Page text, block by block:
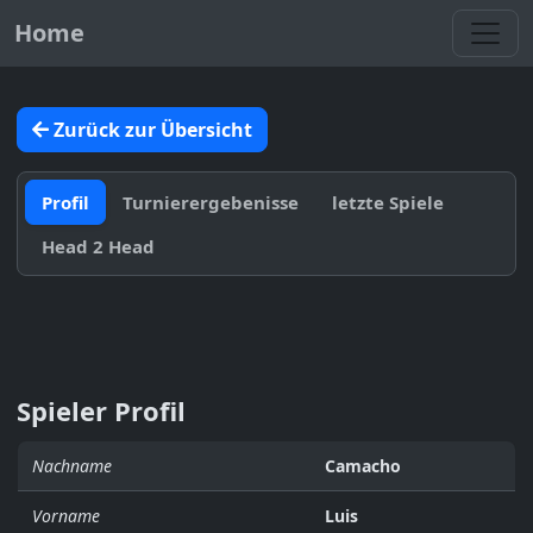
Home
Zurück zur Übersicht
Profil Turnierergebenisse
letzte Spiele
Head 2 Head
Spieler Profil
Nachname Camacho
Vorname Luis